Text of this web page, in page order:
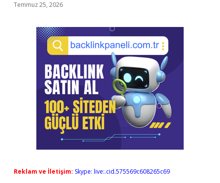
Temmuz 25, 2026
Reklam ve İletişim: Skype: live:.cid.575569c608265c69